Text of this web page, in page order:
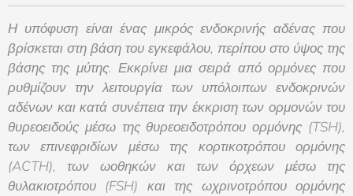
Η υπόφυση είναι ένας μικρός ενδοκρινής αδένας που
βρίσκεται στη βάση του εγκεφάλου, περίπου στο ύψος της
βάσης της μύτης. Εκκρίνει μια σειρά από ορμόνες που
ρυθμίζουν την λειτουργία των υπόλοιπων ενδοκρινών
αδένων και κατά συνέπεια την έκκριση των ορμονών του
θυρεοειδούς μέσω της θυρεοειδοτρόπου ορμόνης (TSH),
των επινεφριδίων μέσω της κορτικοτρόπου ορμόνης
(ACTH), των ωοθηκών και των όρχεων μέσω της
θυλακιοτρόπου (FSH) και της ωχρινοτρόπου ορμόνης